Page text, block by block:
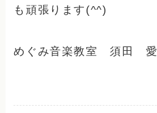
も頑張ります(^^)
めぐみ音楽教室 須田 愛